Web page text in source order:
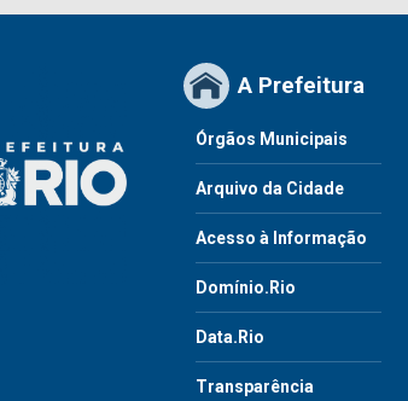
A Prefeitura
Órgãos Municipais
Arquivo da Cidade
Acesso à Informação
Domínio.Rio
Data.Rio
Transparência